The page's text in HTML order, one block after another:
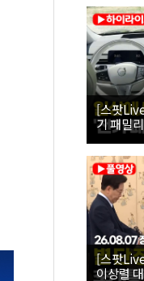
[스팟
기 패밀
[스팟
이상렬